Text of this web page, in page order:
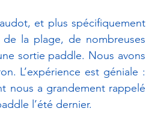
et plus spécifiquement
la plage, de nombreuses
sortie paddle. Nous avons
L’expérience est géniale :
nous a grandement rappelé
l’été dernier.